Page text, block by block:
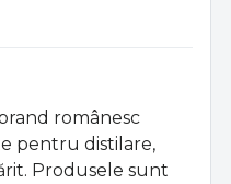
românesc
pentru distilare,
Produsele sunt